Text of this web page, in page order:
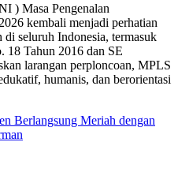
) Masa Pengenalan
kembali menjadi perhatian
di seluruh Indonesia, termasuk
18 Tahun 2016 dan SE
larangan perploncoan, MPLS
humanis, dan berorientasi